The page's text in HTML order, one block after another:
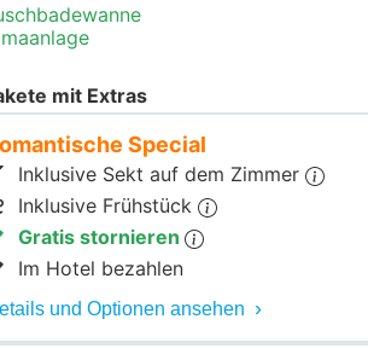
mit Extras
Special
Inklusive Sekt auf dem Zimmer
Inklusive Frühstück
Gratis stornieren
Im Hotel bezahlen
und Optionen ansehen